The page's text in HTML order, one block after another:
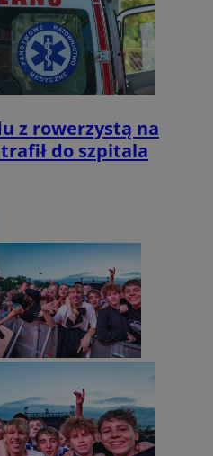
z rowerzystą na
do szpitala